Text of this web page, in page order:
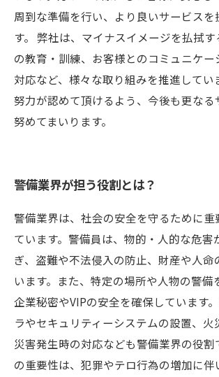
周到な準備を行い、より良いサービスを
す。 弊社は、マイナスイメージを払拭
の教育・訓練、お客様とのコミュニケー
対応など、様々な取り組みを推進してい
努力が認めて頂けるよう、今後も更なる
努めてまいります。
警備業界が担う役割とは？
警備業界は、社会の安全を守るために重
ています。警備員は、物的・人的な危害
ぎ、盗難や不法侵入の防止、財産や人命
います。また、特定の場所や人物の警備
企業秘密やVIPの安全を確保しています
ラやセキュリティーシステムの設置、火
災害発生時の対応なども警備業界の役割
の重要性は、犯罪やテロ行為の増加に伴